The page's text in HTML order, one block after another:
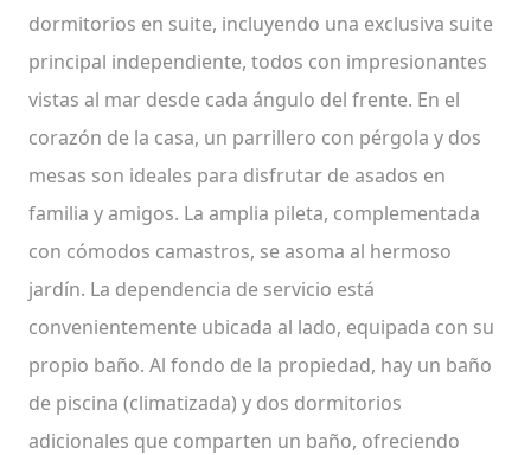
dormitorios en suite, incluyendo una exclusiva suite
principal independiente, todos con impresionantes
vistas al mar desde cada ángulo del frente. En el
corazón de la casa, un parrillero con pérgola y dos
mesas son ideales para disfrutar de asados en
familia y amigos. La amplia pileta, complementada
con cómodos camastros, se asoma al hermoso
jardín. La dependencia de servicio está
convenientemente ubicada al lado, equipada con su
propio baño. Al fondo de la propiedad, hay un baño
de piscina (climatizada) y dos dormitorios
adicionales que comparten un baño, ofreciendo